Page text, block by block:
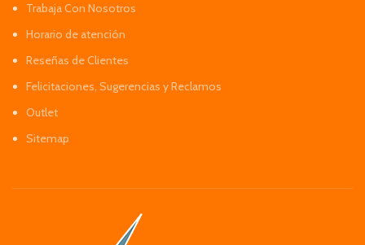
Trabaja Con Nosotros
Horario de atención
Reseñas de Clientes
Felicitaciones, Sugerencias y Reclamos
Outlet
Sitemap